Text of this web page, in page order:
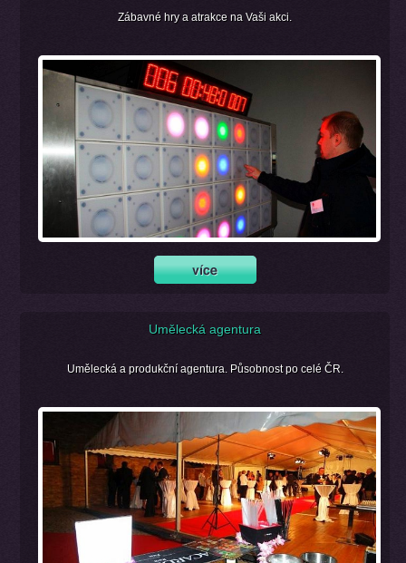
Zábavné hry a atrakce na Vaši akci.
Umělecká agentura
Umělecká a produkční agentura. Působnost po celé ČR.